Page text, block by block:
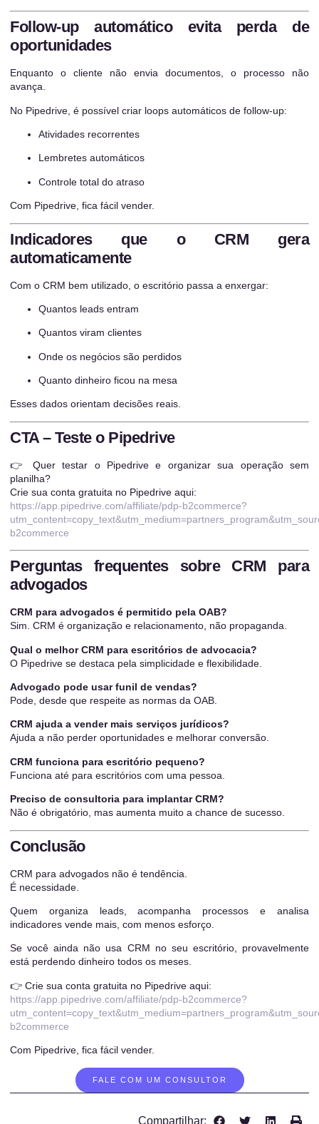
Follow-up automático evita perda de
oportunidades
Enquanto o cliente não envia documentos, o processo não
avança.
No Pipedrive, é possível criar loops automáticos de follow-up:
Atividades recorrentes
Lembretes automáticos
Controle total do atraso
Com Pipedrive, fica fácil vender.
Indicadores que o CRM gera
automaticamente
Com o CRM bem utilizado, o escritório passa a enxergar:
Quantos leads entram
Quantos viram clientes
Onde os negócios são perdidos
Quanto dinheiro ficou na mesa
Esses dados orientam decisões reais.
CTA – Teste o Pipedrive
👉 Quer testar o Pipedrive e organizar sua operação sem
planilha?
Crie sua conta gratuita no Pipedrive aqui:
https://app.pipedrive.com/affiliate/pdp-b2commerce?
b2commerce
Perguntas frequentes sobre CRM para
advogados
CRM para advogados é permitido pela OAB?
Sim. CRM é organização e relacionamento, não propaganda.
Qual o melhor CRM para escritórios de advocacia?
O Pipedrive se destaca pela simplicidade e flexibilidade.
Advogado pode usar funil de vendas?
Pode, desde que respeite as normas da OAB.
CRM ajuda a vender mais serviços jurídicos?
Ajuda a não perder oportunidades e melhorar conversão.
CRM funciona para escritório pequeno?
Funciona até para escritórios com uma pessoa.
Preciso de consultoria para implantar CRM?
Não é obrigatório, mas aumenta muito a chance de sucesso.
Conclusão
CRM para advogados não é tendência.
É necessidade.
Quem organiza leads, acompanha processos e analisa
indicadores vende mais, com menos esforço.
Se você ainda não usa CRM no seu escritório, provavelmente
está perdendo dinheiro todos os meses.
👉 Crie sua conta gratuita no Pipedrive aqui:
https://app.pipedrive.com/affiliate/pdp-b2commerce?
b2commerce
Com Pipedrive, fica fácil vender.
FALE COM UM CONSULTOR
Compartilhar: